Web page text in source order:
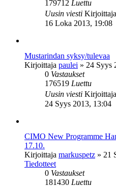
179712 Luettu
Uusin viesti Kirjoittaja
16 Loka 2013, 19:08
Mustarindan syksy/tulevaa
Kirjoittaja paulei » 24 Syys
0 Vastaukset
176519 Luettu
Uusin viesti Kirjoittaja
24 Syys 2013, 13:04
CIMO New Programme
17.10.
Kirjoittaja markuspetz » 21
Tiedotteet
0 Vastaukset
181430 Luettu